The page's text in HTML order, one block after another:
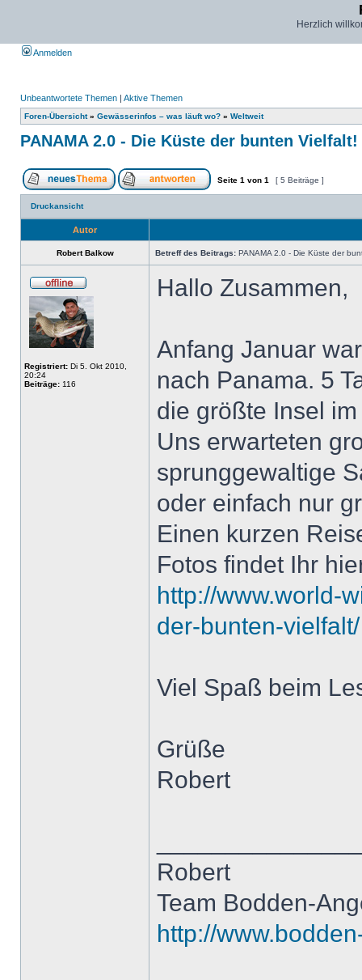
Herzlich
Anmelden
Unbeantwortete Themen | Aktive Themen
Foren-Übersicht» Gewässerinfos – was läuft wo? » Weltweit
PANAMA 2.0 - Die Küste der bunten Vielfalt!
Seite 1 von 1 [ 5 Beiträge ]
Druckansicht
Autor
Robert Balkow Betreff des Beitrags: PANAMA 2.0 - Die Küste der
Registriert: Di 5. Okt 2010,
20:24
Beiträge: 116
Hallo Zusammen,
Anfang Januar
nach Panama. 5
die größte Insel
Uns erwarteten
sprunggewaltige
oder einfach nur
Einen kurzen
Fotos findet Ihr
http://www.world-
der-bunten-vielfalt/
Viel Spaß beim
Grüße
Robert
Robert
Team Bodden-
http://